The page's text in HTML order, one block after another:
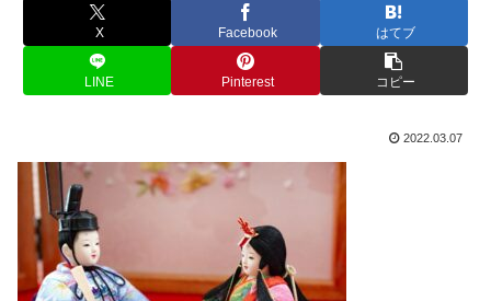
X Facebook はてブ
LINE Pinterest コピー
2022.03.07